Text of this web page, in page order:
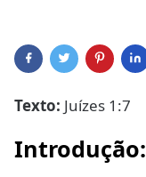
Texto: Juízes 1:7
Introdução: